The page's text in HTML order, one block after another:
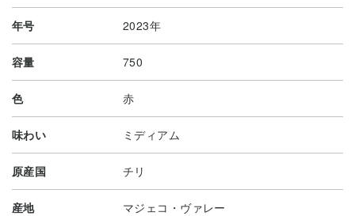
年号 2023年
容量 750
色 赤
味わい ミディアム
原産国 チリ
産地 マジェコ・ヴァレー